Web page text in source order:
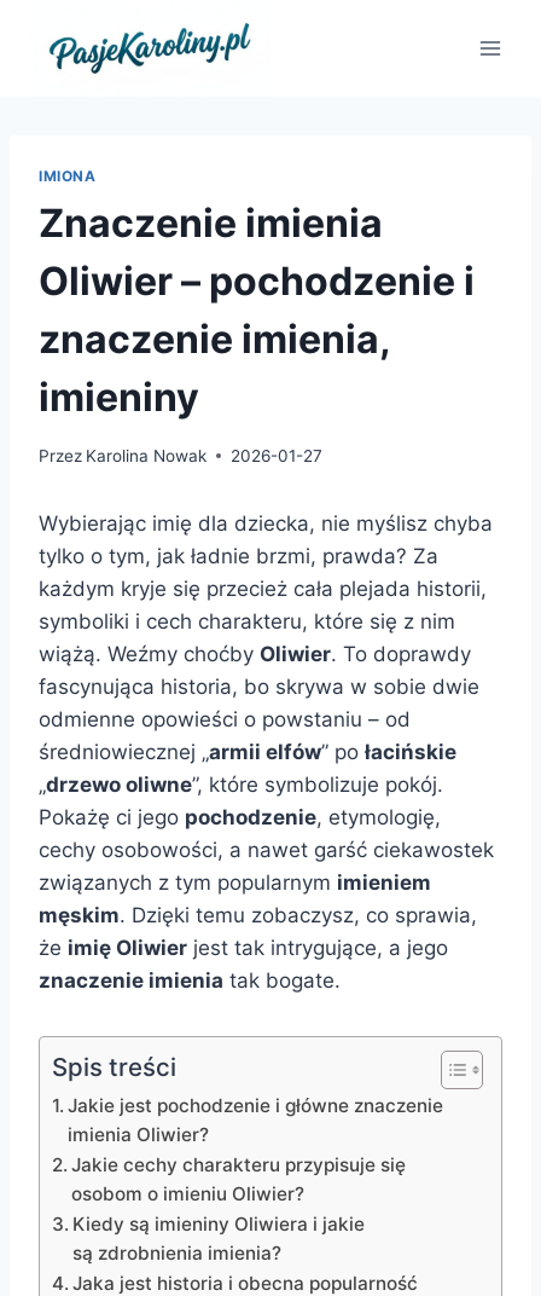
IMIONA
Znaczenie imienia
Oliwier – pochodzenie i
znaczenie imienia,
imieniny
Przez Karolina Nowak 2026-01-27
Wybierając imię dla dziecka, nie myślisz chyba
tylko o tym, jak ładnie brzmi, prawda? Za
każdym kryje się przecież cała plejada historii,
symboliki i cech charakteru, które się z nim
wiążą. Weźmy choćby Oliwier. To doprawdy
fascynująca historia, bo skrywa w sobie dwie
odmienne opowieści o powstaniu – od
średniowiecznej „armii elfów” połacińskie
„drzewo oliwne”, które symbolizuje pokój.
Pokażę ci jego pochodzenie, etymologię,
cechy osobowości, a nawet garść ciekawostek
związanych z tym popularnym imieniem
męskim. Dzięki temu zobaczysz, co sprawia,
że imię Oliwier jest tak intrygujące, a jego
znaczenie imienia tak bogate.
Spis treści
Jakie jest pochodzenie i główne znaczenie
imienia Oliwier?
Jakie cechy charakteru przypisuje się
osobom o imieniu Oliwier?
Kiedy są imieniny Oliwiera i jakie
są zdrobnienia imienia?
Jaka jest historia i obecna popularność